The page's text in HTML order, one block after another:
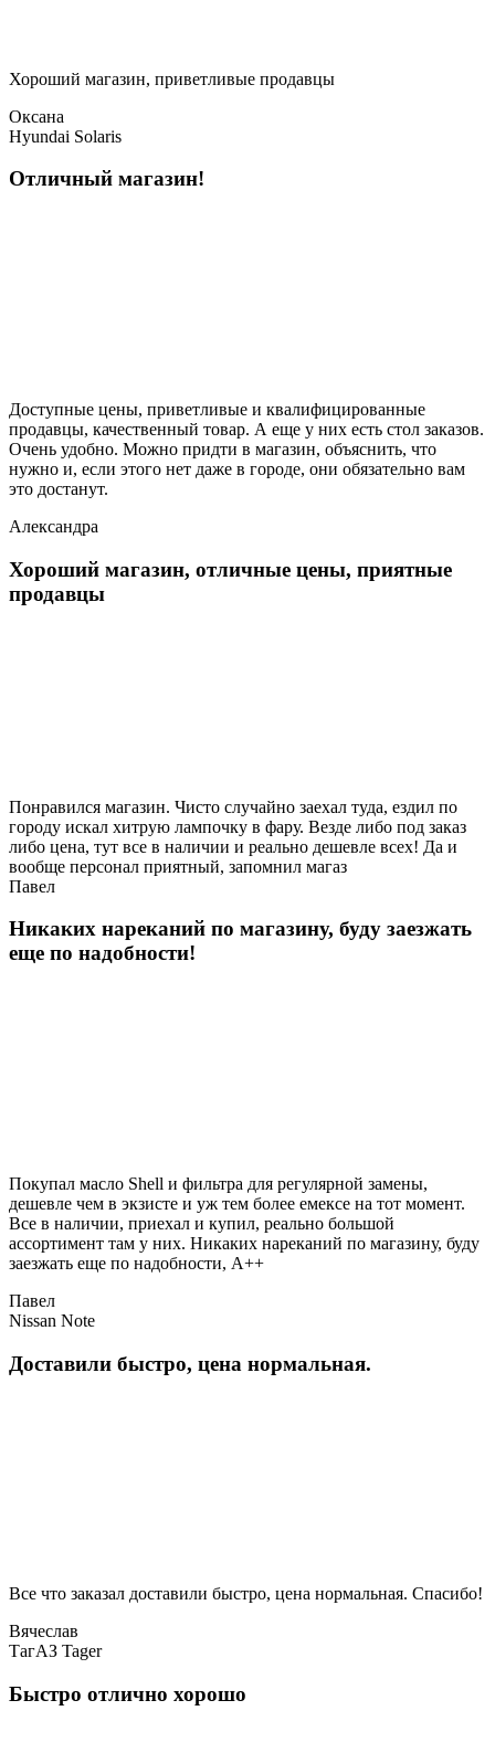
Хороший магазин, приветливые продавцы
Оксана
Hyundai Solaris
Отличный магазин!
Доступные цены, приветливые и квалифицированные
продавцы, качественный товар. А еще у них есть стол заказов.
Очень удобно. Можно придти в магазин, объяснить, что
нужно и, если этого нет даже в городе, они обязательно вам
это достанут.
Александра
Хороший магазин, отличные цены, приятные
продавцы
Понравился магазин. Чисто случайно заехал туда, ездил по
городу искал хитрую лампочку в фару. Везде либо под заказ
либо цена, тут все в наличии и реально дешевле всех! Да и
вообще персонал приятный, запомнил магаз
Павел
Никаких нареканий по магазину, буду заезжать
еще по надобности!
Покупал масло Shell и фильтра для регулярной замены,
дешевле чем в экзисте и уж тем более емексе на тот момент.
Все в наличии, приехал и купил, реально большой
ассортимент там у них. Никаких нареканий по магазину, буду
заезжать еще по надобности, A++
Павел
Nissan Note
Доставили быстро, цена нормальная.
Все что заказал доставили быстро, цена нормальная. Спасибо!
Вячеслав
ТагАЗ Tager
Быстро отлично хорошо